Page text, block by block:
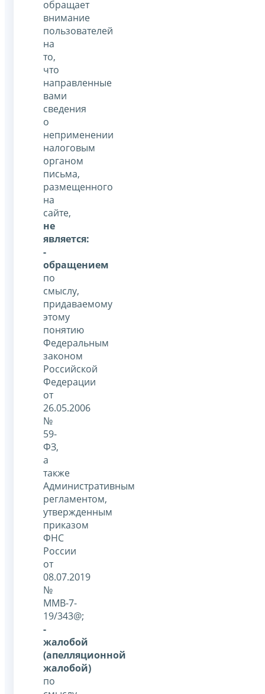
обращает
внимание
пользователей
на
то,
что
направленные
вами
сведения
о
неприменении
налоговым
органом
письма,
размещенного
на
сайте,
не
является:
-
обращением
по
смыслу,
придаваемому
этому
понятию
Федеральным
законом
Российской
Федерации
от
26.05.2006
№
59-
ФЗ,
а
также
Административным
регламентом,
утвержденным
приказом
ФНС
России
от
08.07.2019
№
ММВ-7-
19/343@;
-
жалобой
(апелляционной
жалобой)
по